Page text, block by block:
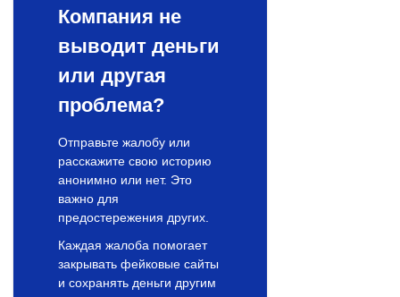
Компания не
выводит деньги
или другая
проблема?
Отправьте жалобу или
расскажите свою историю
анонимно или нет. Это
важно для
предостережения других.
Каждая жалоба помогает
закрывать фейковые сайты
и сохранять деньги другим